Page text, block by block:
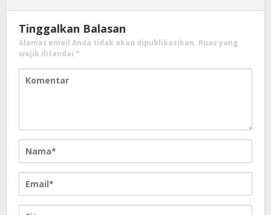
Tinggalkan Balasan
Alamat email Anda tidak akan dipublikasikan. Ruas yang
wajib ditandai *